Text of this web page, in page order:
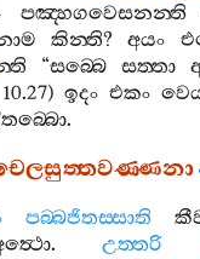
පඤ‍්හගවෙසනන‍්ති
කින‍්ති?අයං
“සබ‍්බෙ සත‍්තා
ඉදං එකං
.
පබ‍්බජිතස‍්සාති
.උත‍්තරි